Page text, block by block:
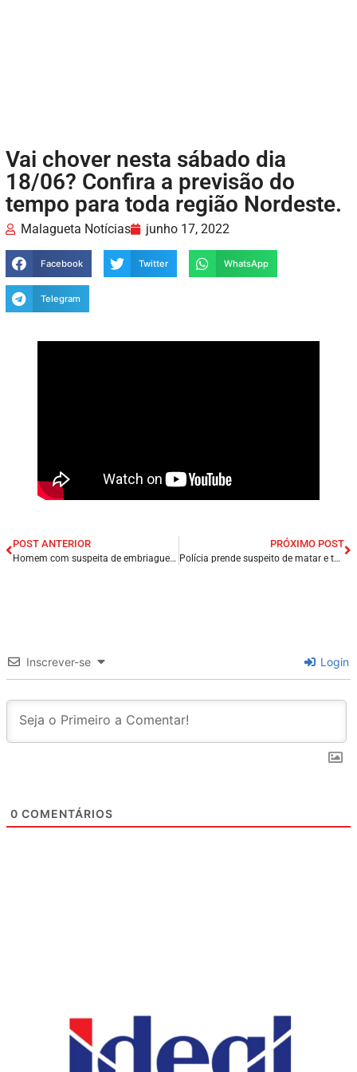
Vai chover nesta sábado dia
18/06? Confira a previsão do
tempo para toda região Nordeste.
Malagueta Notícias junho 17, 2022
Facebook Twitter WhatsApp
Telegram
POST ANTERIOR
Homem com suspeita de embriaguez provoca acidente em frente à AABB na cidade de São Luís/MA.
PRÓXIMO POST
Polícia prende suspeito de matar e torturar cães em Bacabal/MA.
Inscrever-se Login
0 COMENTÁRIOS